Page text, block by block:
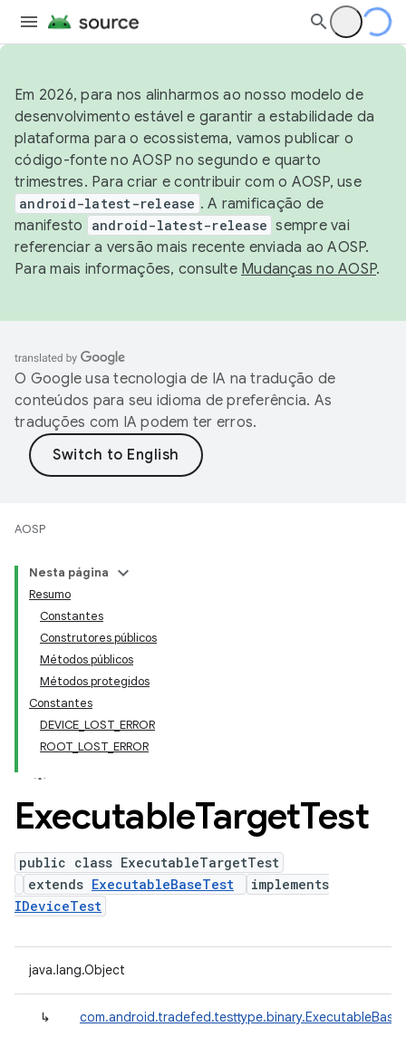
Em 2026, para nos alinharmos ao nosso modelo de
desenvolvimento estável e garantir a estabilidade da
plataforma para o ecossistema, vamos publicar o
código-fonte no AOSP no segundo e quarto
trimestres. Para criar e contribuir com o AOSP, use
android-latest-release . A ramificação de
manifesto
android-latest-release sempre vai
referenciar a versão mais recente enviada ao AOSP.
Para mais informações, consulte Mudanças no AOSP.
O Google usa tecnologia de IA na tradução de
conteúdos para seu idioma de preferência. As
traduções com IA podem ter erros.
AOSP
Nesta página
Resumo
Constantes
Construtores públicos
Métodos públicos
Métodos protegidos
Constantes
DEVICE_LOST_ERROR
ROOT_LOST_ERROR
ExecutableTargetTest
public class ExecutableTargetTest
extends ExecutableBaseTest
implements
IDeviceTest
java.lang.Object
↳